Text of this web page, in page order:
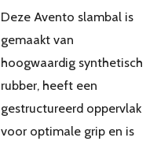
Deze Avento slambal is
gemaakt van
hoogwaardig synthetisch
rubber, heeft een
gestructureerd oppervlak
voor optimale grip en is